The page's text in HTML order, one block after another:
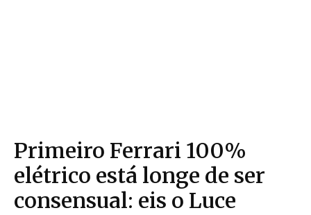
Primeiro Ferrari 100%
elétrico está longe de ser
consensual: eis o Luce